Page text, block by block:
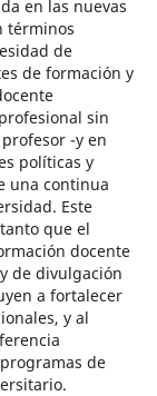
en las nuevas
términos
de
de formación y
sin
-y en
políticas y
una continua
Este
que el
docente
de divulgación
a fortalecer
y al
de